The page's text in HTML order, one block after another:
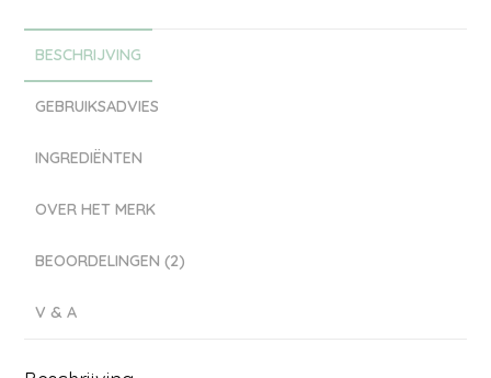
BESCHRIJVING
GEBRUIKSADVIES
INGREDIËNTEN
OVER HET MERK
BEOORDELINGEN (2)
V & A